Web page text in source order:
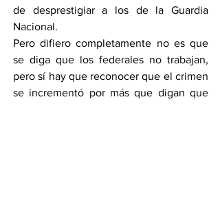
de desprestigiar a los de la Guardia
Nacional.
Pero difiero completamente no es que
se diga que los federales no trabajan,
pero sí hay que reconocer que el crimen
se incrementó por más que digan que